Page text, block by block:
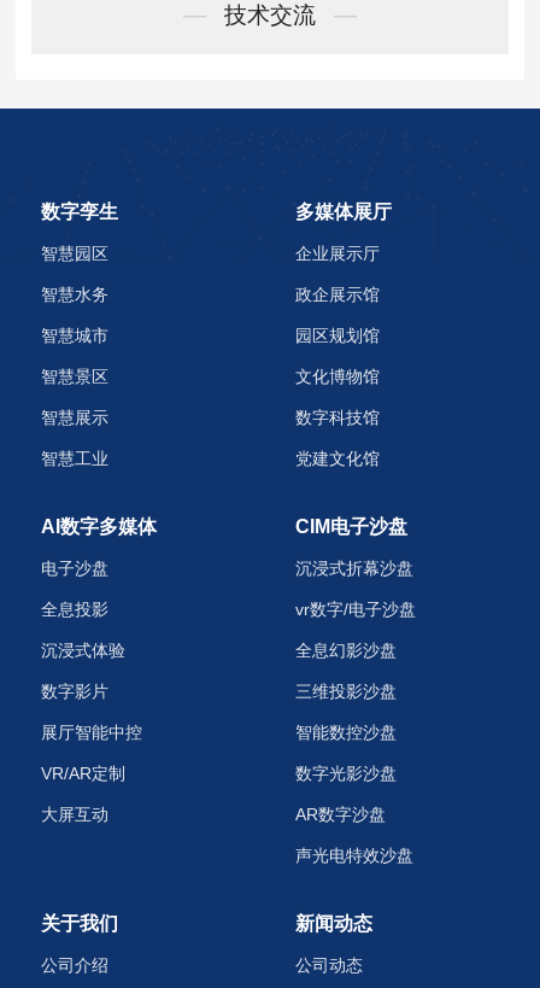
—技术交流 —
数字孪生
智慧园区
智慧水务
智慧城市
智慧景区
智慧展示
智慧工业
多媒体展厅
企业展示厅
政企展示馆
园区规划馆
文化博物馆
数字科技馆
党建文化馆
AI数字多媒体
电子沙盘
全息投影
沉浸式体验
数字影片
展厅智能中控
VR/AR定制
大屏互动
CIM电子沙盘
沉浸式折幕沙盘
vr数字/电子沙盘
全息幻影沙盘
三维投影沙盘
智能数控沙盘
数字光影沙盘
AR数字沙盘
声光电特效沙盘‌
关于我们
公司介绍
新闻动态
公司动态